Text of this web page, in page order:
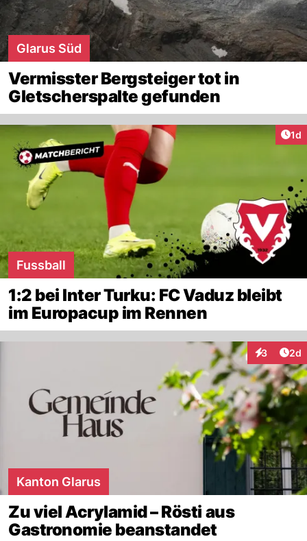
Glarus Süd
Vermisster Bergsteiger tot in
Gletscherspalte gefunden
1d
Fussball
1:2 bei Inter Turku: FC Vaduz bleibt
im Europacup im Rennen
3 2d
Kanton Glarus
Zu viel Acrylamid – Rösti aus
Gastronomie beanstandet